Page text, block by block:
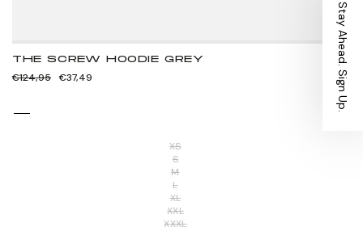
THE SCREW HOODIE GREY
Normale
€124,95 Verkoopprijs
€37,49
XS
S
M
L
XL
XXL
XXXL
Stay Ahead. Sign Up.